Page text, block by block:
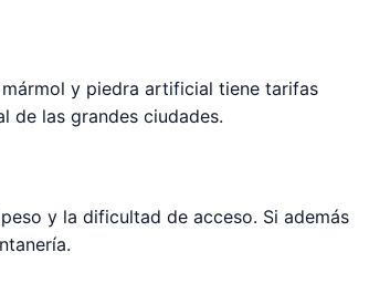
mármol y piedra artificial tiene tarifas
de las grandes ciudades.
y la dificultad de acceso. Si además